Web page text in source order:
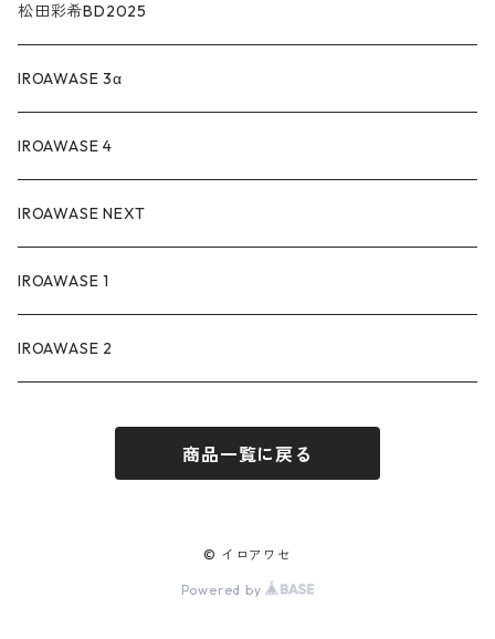
松田彩希BD2025
IROAWASE 3α
IROAWASE 4
IROAWASE NEXT
IROAWASE 1
IROAWASE 2
商品一覧に戻る
© イロアワセ
Powered by